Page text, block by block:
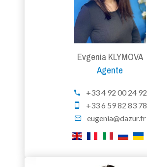
Evgenia KLYMOVA
Agente
+33 4 92 00 24 92
+33 6 59 82 83 78
eugenia@dazur.fr